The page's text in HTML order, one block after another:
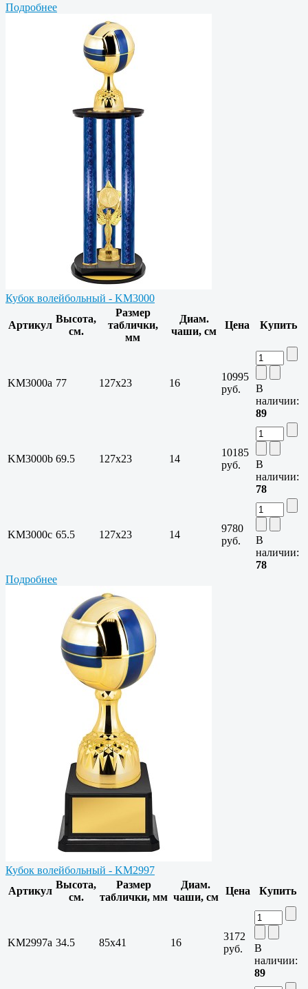
Подробнее
Кубок волейбольный - KM3000
Артикул
Высота,
см.
Размер
таблички,
мм
Диам.
чаши, см
Цена Купить
KM3000a 77 127х23 16
10995
руб.
В
наличии:
89
KM3000b 69.5 127х23 14
10185
руб.
В
наличии:
78
KM3000c 65.5 127х23 14
9780
руб.
В
наличии:
78
Подробнее
Кубок волейбольный - KM2997
Артикул
Высота,
см.
Размер
таблички, мм
Диам.
чаши, см
Цена Купить
KM2997a 34.5 85х41 16
3172
руб.
В
наличии:
89